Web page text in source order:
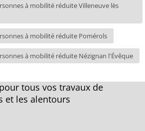
à mobilité réduite Villeneuve lès
à mobilité réduite Pomérols
à mobilité réduite Nézignan l'Évêque
tous vos travaux de
et les alentours